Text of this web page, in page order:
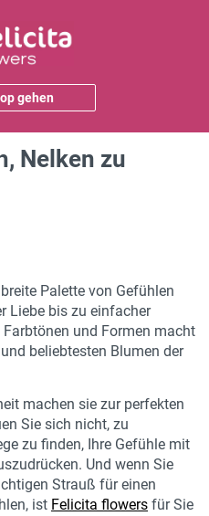
gehen
Nelken zu
Palette von Gefühlen
Liebe bis zu einfacher
und Formen macht
beliebtesten Blumen der
machen sie zur perfekten
Sie sich nicht, zu
zu finden, Ihre Gefühle mit
Und wenn Sie
Strauß für einen
ist Felicita flowers für Sie